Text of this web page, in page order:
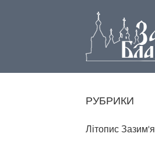
РУБРИКИ
Літопис Зазим'я